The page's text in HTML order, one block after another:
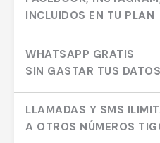
INCLUIDOS EN TU PLAN
WHATSAPP GRATIS
SIN GASTAR TUS DATOS
LLAMADAS Y SMS
A OTROS NÚMEROS